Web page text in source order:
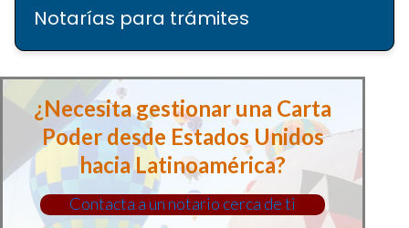
Notarías para trámites
¿Necesita gestionar una Carta
Poder desde Estados Unidos
hacia Latinoamérica?
Contacta a un notario cerca de ti